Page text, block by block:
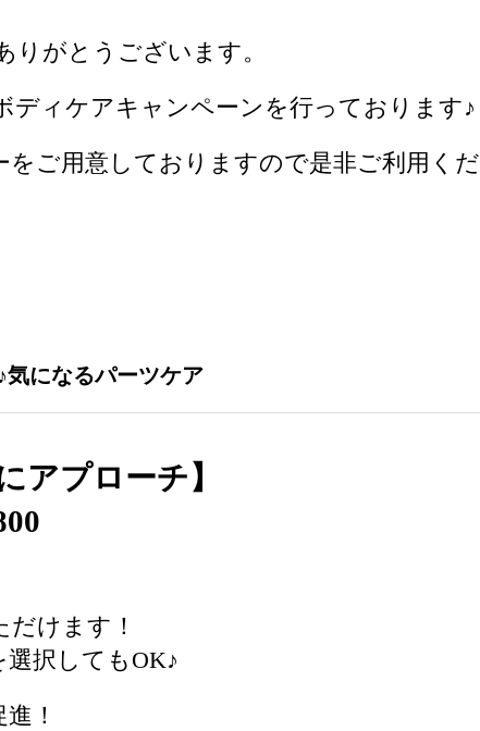
りがとうございます。
ディケアキャンペーンを行っております♪
ご用意しておりますので是非ご利用くだ
気になるパーツケア
アプローチ】
けます！
択してもOK♪
！